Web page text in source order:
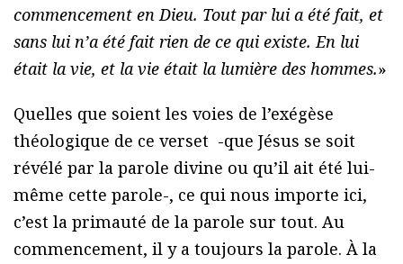
commencement en Dieu. Tout par lui a été fait, et
sans lui n’a été fait rien de ce qui existe. En lui
était la vie, et la vie était la lumière des hommes.»
Quelles que soient les voies de l’exégèse
théologique de ce verset -que Jésus se soit
révélé par la parole divine ou qu’il ait été lui-
même cette parole-, ce qui nous importe ici,
c’est la primauté de la parole sur tout. Au
commencement, il y a toujours la parole. À la